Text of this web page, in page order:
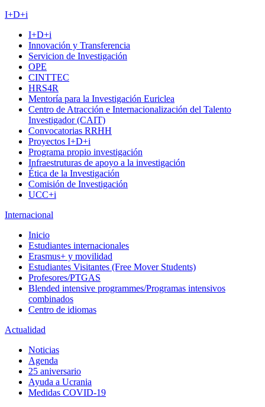
I+D+i
I+D+i
Innovación y Transferencia
Servicion de Investigación
OPE
CINTTEC
HRS4R
Mentoría para la Investigación Euriclea
Centro de Atracción e Internacionalización del Talento
Investigador (CAIT)
Convocatorias RRHH
Proyectos I+D+i
Programa propio investigación
Infraestruturas de apoyo a la investigación
Ética de la Investigación
Comisión de Investigación
UCC+i
Internacional
Inicio
Estudiantes internacionales
Erasmus+ y movilidad
Estudiantes Visitantes (Free Mover Students)
Profesores/PTGAS
Blended intensive programmes/Programas intensivos
combinados
Centro de idiomas
Actualidad
Noticias
Agenda
25 aniversario
Ayuda a Ucrania
Medidas COVID-19